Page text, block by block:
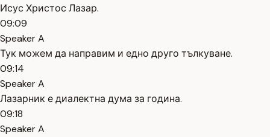
Исус Христос Лазар.
09:09
Speaker A
Тук можем да направим и едно друго тълкуване.
09:14
Speaker A
Лазарник е диалектна дума за година.
09:18
Speaker A